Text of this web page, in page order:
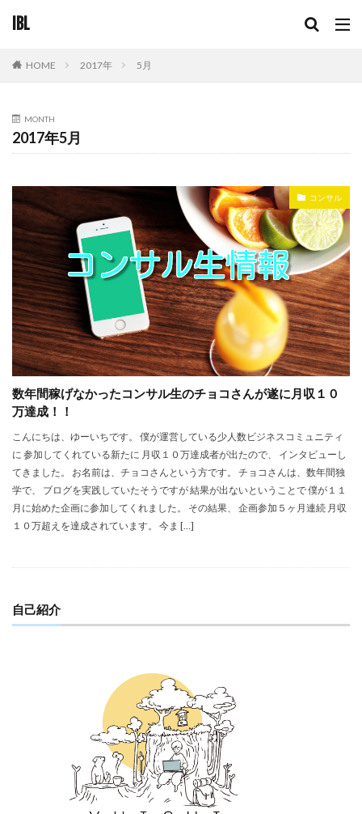
IBL
HOME 2017年 5月
MONTH
2017年5月
コンサル
数年間稼げなかったコンサル生のチョコさんが遂に月収１０
万達成！！
こんにちは、ゆーいちです。 僕が運営している少人数ビジネスコミュニティ
に 参加してくれている新たに 月収１０万達成者が出たので、 インタビューし
てきました。 お名前は、チョコさんという方です。 チョコさんは、数年間独
学で、 ブログを実践していたそうですが 結果が出ないということで 僕が１１
月に始めた企画に参加してくれました。 その結果、 企画参加５ヶ月連続 月収
１０万超えを達成されています。 今ま […]
自己紹介